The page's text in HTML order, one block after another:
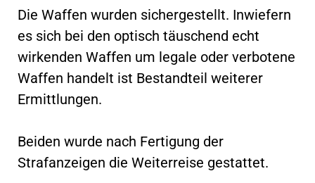
Die Waffen wurden sichergestellt. Inwiefern
es sich bei den optisch täuschend echt
wirkenden Waffen um legale oder verbotene
Waffen handelt ist Bestandteil weiterer
Ermittlungen.
Beiden wurde nach Fertigung der
Strafanzeigen die Weiterreise gestattet.